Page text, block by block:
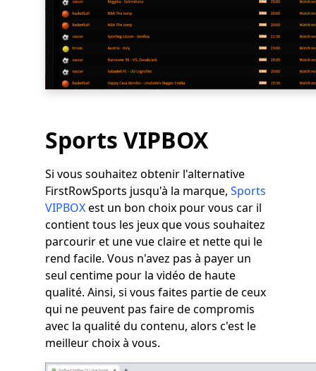
Sports VIPBOX
Si vous souhaitez obtenir l'alternative
FirstRowSports jusqu'à la marque, Sports
VIPBOXest un bon choix pour vous car il
contient tous les jeux que vous souhaitez
parcourir et une vue claire et nette qui le
rend facile. Vous n'avez pas à payer un
seul centime pour la vidéo de haute
qualité. Ainsi, si vous faites partie de ceux
qui ne peuvent pas faire de compromis
avec la qualité du contenu, alors c'est le
meilleur choix à vous.